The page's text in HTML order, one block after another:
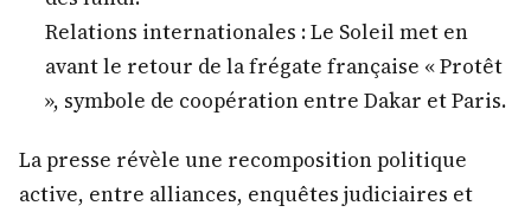
Relations internationales : Le Soleil met en
avant le retour de la frégate française « Protêt
», symbole de coopération entre Dakar et Paris.
La presse révèle une recomposition politique
active, entre alliances, enquêtes judiciaires et